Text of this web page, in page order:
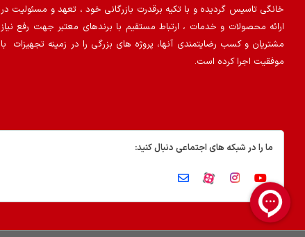
خانگی تاسیس گردیده و با تکیه برقدرت بازرگانی خود ، تعهد و مسئولیت در
ارائه محصولات و خدمات ، ارتباط مستقیم با برندهای معتبر جهت رفع نیاز
مشتریان و کسب رضایتمندی آنها، پروژه های بزرگی را در زمینه تجهیزات با
موفقیت اجرا کرده است.
ما را در شبکه های اجتماعی دنبال کنید: